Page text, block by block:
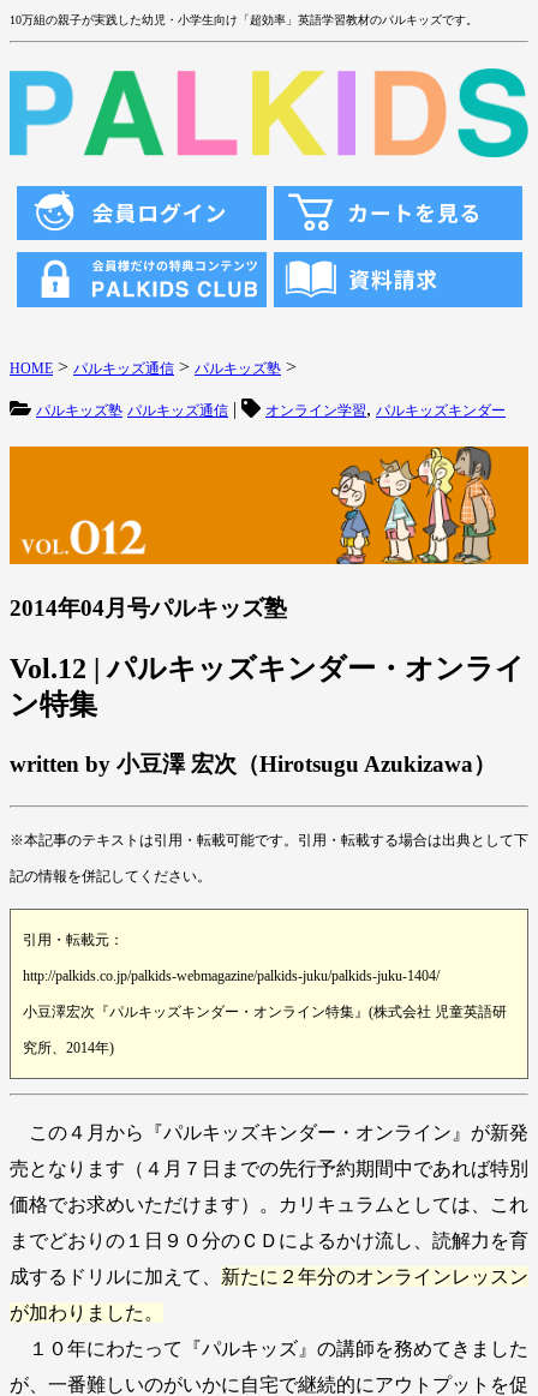
10万組の親子が実践した幼児・小学生向け「超効率」英語学習教材のパルキッズです。
HOME > パルキッズ通信 > パルキッズ塾 >
パルキッズ塾 パルキッズ通信 | オンライン学習, パルキッズキンダー
2014年04月号パルキッズ塾
Vol.12 | パルキッズキンダー・オンライ
ン特集
written by 小豆澤 宏次（Hirotsugu Azukizawa）
※本記事のテキストは引用・転載可能です。引用・転載する場合は出典として下
記の情報を併記してください。
引用・転載元：
http://palkids.co.jp/palkids-webmagazine/palkids-juku/palkids-juku-1404/
小豆澤宏次『パルキッズキンダー・オンライン特集』(株式会社 児童英語研
究所、2014年)
この４月から『パルキッズキンダー・オンライン』が新発
売となります（４月７日までの先行予約期間中であれば特別
価格でお求めいただけます）。カリキュラムとしては、これ
までどおりの１日９０分のＣＤによるかけ流し、読解力を育
成するドリルに加えて、 新たに２年分のオンラインレッスン
が加わりました。
１０年にわたって『パルキッズ』の講師を務めてきました
が、一番難しいのがいかに自宅で継続的にアウトプットを促